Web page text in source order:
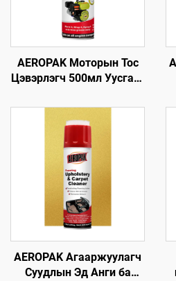
AEROPAK Моторын Тос
Цэвэрлэгч 500мл Уусгагч
Цэвэрлэгч Тос Цэвэрлэх
Хэрэгсэл
AEROPAK Агааржуулагч
Суудлын Эд Анги ба